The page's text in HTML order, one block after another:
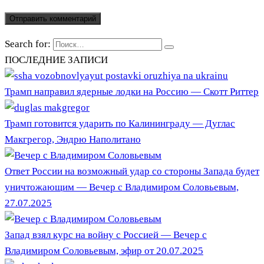
Search for:
ПОСЛЕДНИЕ ЗАПИСИ
Трамп направил ядерные лодки на Россию — Скотт Риттер
Трамп готовится ударить по Калининграду — Дуглас
Макгрегор, Эндрю Наполитано
Ответ России на возможный удар со стороны Запада будет
уничтожающим — Вечер с Владимиром Соловьевым,
27.07.2025
Запад взял курс на войну с Россией — Вечер с
Владимиром Соловьевым, эфир от 20.07.2025